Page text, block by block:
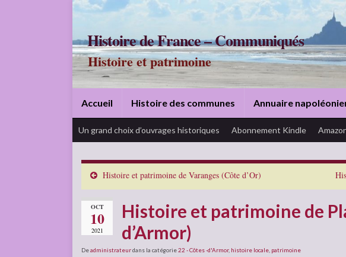
Histoire de France – Communiqués
Histoire et patrimoine
Accueil Histoire des communes Annuaire
Un grand choix d’ouvrages historiques Abonnement Kindle
Histoire et patrimoine de Varanges (Côte d’Or)
OCT
10
2021
Histoire et patrimoine de
d’Armor)
Deadministrateurdans la catégorie22 - Côtes -d'Armor, histoire locale patrimoine